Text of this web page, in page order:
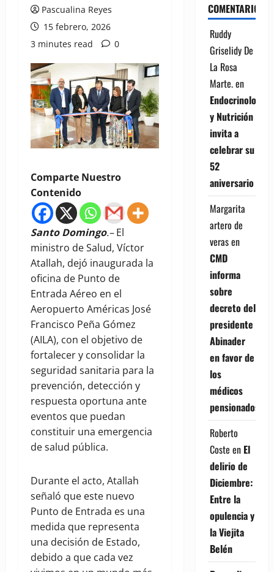
Pascualina Reyes
15 febrero, 2026
3 minutes read
0
Comparte Nuestro
Contenido
Santo Domingo.–El
ministro de Salud, Víctor
Atallah, dejó inaugurada la
oficina de Punto de
Entrada Aéreo en el
Aeropuerto Américas José
Francisco Peña Gómez
(AILA), con el objetivo de
fortalecer y consolidar la
seguridad sanitaria para la
prevención, detección y
respuesta oportuna ante
eventos que puedan
constituir una emergencia
de salud pública.
Durante el acto, Atallah
señaló que este nuevo
Punto de Entrada es una
medida que representa
una decisión de Estado,
debido a que cada vez
COMENTARIOS
Ruddy
Griselidy De
La Rosa
Marte.en
Endocrinología
y Nutrición
invita a
celebrar su
52
aniversario
Margarita
artero de
verasen
CMD
informa
sobre
decreto del
presidente
Abinader
en favor de
los
médicos
pensionados
Roberto
Coste en El
delirio de
Diciembre:
Entre la
opulencia y
la Viejita
Belén